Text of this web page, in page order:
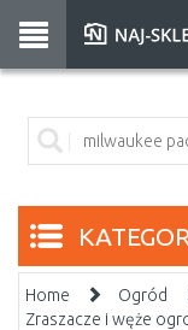
Home Ogród
Zraszacze i węże